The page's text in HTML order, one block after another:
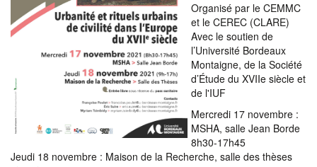
Organisé par le CEMMC
et le CEREC (CLARE)
Avec le soutien de
l’Université Bordeaux
Montaigne, de la Société
d’Étude du XVIIe siècle et
de l'IUF
Mercredi 17 novembre :
MSHA, salle Jean Borde
8h30-17h45
Jeudi 18 novembre : Maison de la Recherche, salle des thèses